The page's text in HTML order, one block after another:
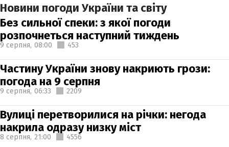
Новини погоди України та світу
Без сильної спеки: з якої погоди
розпочнеться наступний тиждень
9 серпня, 08:00 453
Частину України знову накриють грози:
погода на 9 серпня
9 серпня, 06:33 2209
Вулиці перетворилися на річки: негода
накрила одразу низку міст
8 серпня, 21:00 4556